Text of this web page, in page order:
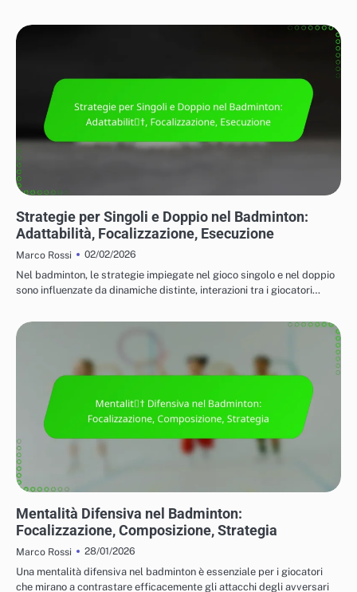
Strategie per Singoli e Doppio nel Badminton:
Adattabilità, Focalizzazione, Esecuzione
Marco Rossi
02/02/2026
Nel badminton, le strategie impiegate nel gioco singolo e nel doppio
sono influenzate da dinamiche distinte, interazioni tra i giocatori…
Mentalità Difensiva nel Badminton:
Focalizzazione, Composizione, Strategia
Marco Rossi
28/01/2026
Una mentalità difensiva nel badminton è essenziale per i giocatori
che mirano a contrastare efficacemente gli attacchi degli avversari